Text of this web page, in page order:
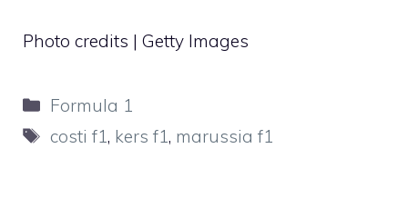
Photo credits | Getty Images
Categorie
Formula 1
Tag
costi f1, kers f1, marussia f1